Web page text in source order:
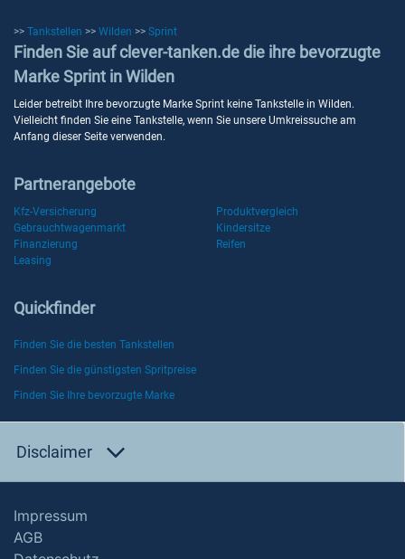
>> Tankstellen >> Wilden >> Sprint
Finden Sie auf clever-tanken.de die ihre bevorzugte
Marke Sprint in Wilden
Leider betreibt Ihre bevorzugte Marke Sprint keine Tankstelle in Wilden.
Vielleicht finden Sie eine Tankstelle, wenn Sie unsere Umkreissuche am
Anfang dieser Seite verwenden.
Partnerangebote
Kfz-Versicherung
Produktvergleich
Gebrauchtwagenmarkt
Kindersitze
Finanzierung
Reifen
Leasing
Quickfinder
Finden Sie die besten Tankstellen
Finden Sie die günstigsten Spritpreise
Finden Sie Ihre bevorzugte Marke
Disclaimer
Impressum
AGB